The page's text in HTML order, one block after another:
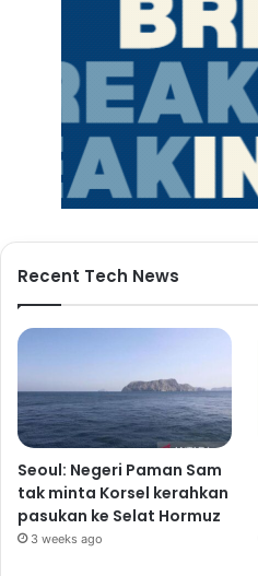
Recent Tech News
Seoul: Negeri Paman Sam
tak minta Korsel kerahkan
pasukan ke Selat Hormuz
3 weeks ago